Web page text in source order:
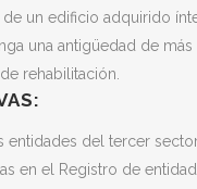
de un edificio adquirido
una antigüedad de
rehabilitación.
entidades del tercer
en el Registro de